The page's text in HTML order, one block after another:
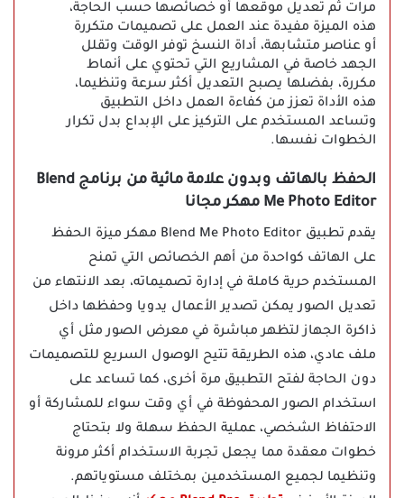
مرات ثم تعديل موقعها أو خصائصها حسب الحاجة،
هذه الميزة مفيدة عند العمل على تصميمات متكررة
أو عناصر متشابهة، أداة النسخ توفر الوقت وتقلل
الجهد خاصة في المشاريع التي تحتوي على أنماط
مكررة، بفضلها يصبح التعديل أكثر سرعة وتنظيما،
هذه الأداة تعزز من كفاءة العمل داخل التطبيق
وتساعد المستخدم على التركيز على الإبداع بدل تكرار
الخطوات نفسها.
الحفظ بالهاتف وبدون علامة مائية من برنامج Blend
Me Photo Editor مهكر مجانا
يقدم تطبيق Blend Me Photo Editor مهكر ميزة الحفظ
على الهاتف كواحدة من أهم الخصائص التي تمنح
المستخدم حرية كاملة في إدارة تصميماته، بعد الانتهاء من
تعديل الصور يمكن تصدير الأعمال يدويا وحفظها داخل
ذاكرة الجهاز لتظهر مباشرة في معرض الصور مثل أي
ملف عادي، هذه الطريقة تتيح الوصول السريع للتصميمات
دون الحاجة لفتح التطبيق مرة أخرى، كما تساعد على
استخدام الصور المحفوظة في أي وقت سواء للمشاركة أو
الاحتفاظ الشخصي، عملية الحفظ سهلة ولا بتحتاج
خطوات معقدة مما يجعل تجربة الاستخدام أكثر مرونة
وتنظيما لجميع المستخدمين بمختلف مستوياتهم.